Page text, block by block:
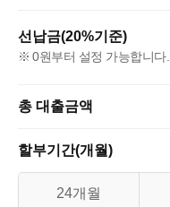
선납금(20%기준)
0원부터 설정 가능합니다.
총 대출금액
할부기간(개월)
24개월